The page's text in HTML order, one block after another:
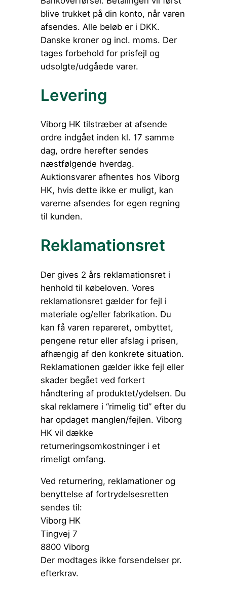
blive trukket på din konto, når varen
afsendes. Alle beløb er i DKK.
Danske kroner og incl. moms. Der
tages forbehold for prisfejl og
udsolgte/udgåede varer.
Levering
Viborg HK tilstræber at afsende
ordre indgået inden kl. 17 samme
dag, ordre herefter sendes
næstfølgende hverdag.
Auktionsvarer afhentes hos Viborg
HK, hvis dette ikke er muligt, kan
varerne afsendes for egen regning
til kunden.
Reklamationsret
Der gives 2 års reklamationsret i
henhold til købeloven. Vores
reklamationsret gælder for fejl i
materiale og/eller fabrikation. Du
kan få varen repareret, ombyttet,
pengene retur eller afslag i prisen,
afhængig af den konkrete situation.
Reklamationen gælder ikke fejl eller
skader begået ved forkert
håndtering af produktet/ydelsen. Du
skal reklamere i “rimelig tid” efter du
har opdaget manglen/fejlen. Viborg
HK vil dække
returneringsomkostninger i et
rimeligt omfang.
Ved returnering, reklamationer og
benyttelse af fortrydelsesretten
sendes til:
Viborg HK
Tingvej 7
8800 Viborg
Der modtages ikke forsendelser pr.
efterkrav.